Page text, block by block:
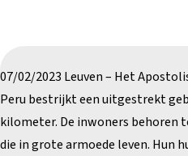
07/02/2023 Leuven – Het
Peru bestrijkt een uitgestrekt
kilometer. De inwoners behoren
die in grote armoede leven. Hun